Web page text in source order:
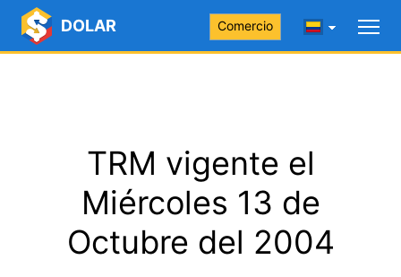
DOLAR Comercio
TRM vigente el
Miércoles 13 de
Octubre del 2004